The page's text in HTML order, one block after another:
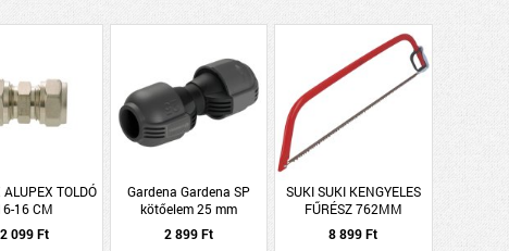
TOLDÓ
16 CM
2 099 Ft
Gardena Gardena SP
kötőelem 25 mm
2 899 Ft
SUKI SUKI KENGYELES
FŰRÉSZ 762MM
8 899 Ft